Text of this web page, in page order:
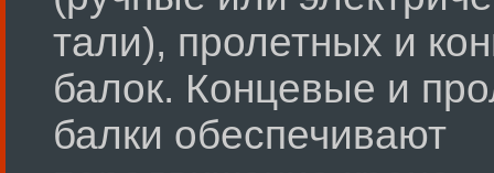
тали), пролетных и
балок. Концевые и
балки обеспечивают